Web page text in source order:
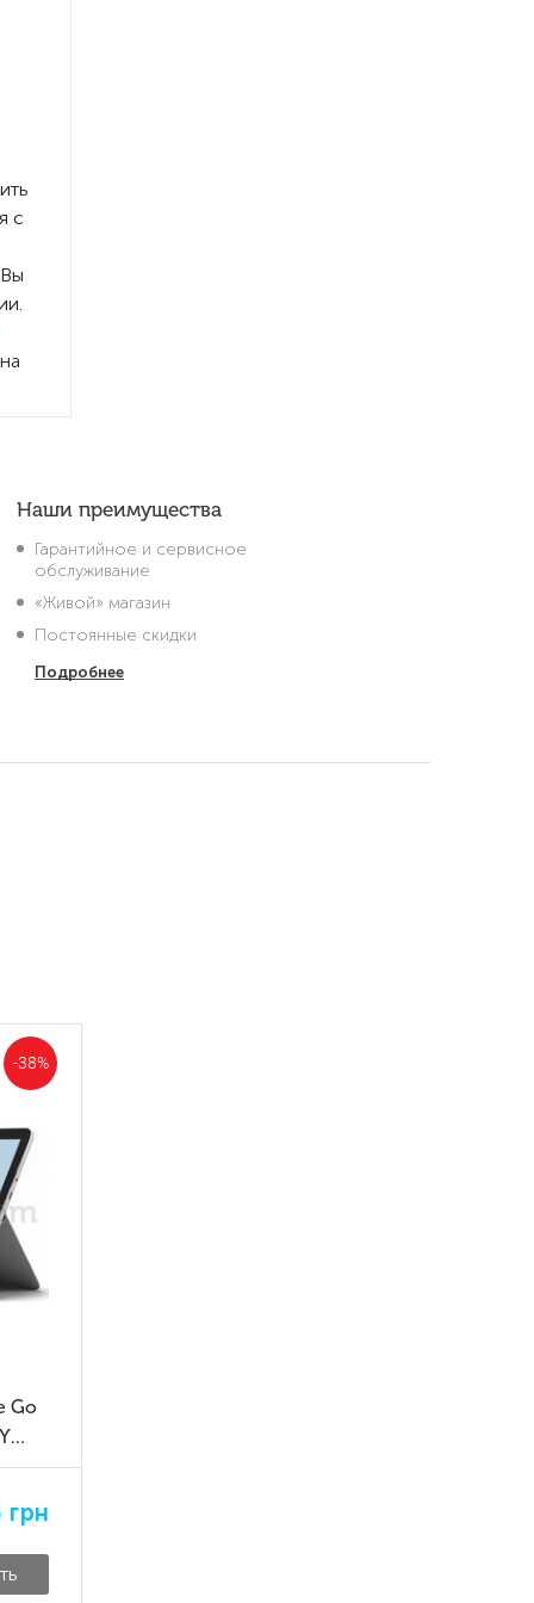
с
Наши преимущества
Гарантийное и сервисное
обслуживание
«Живой» магазин
Постоянные скидки
Подробнее
-38%
Go
грн